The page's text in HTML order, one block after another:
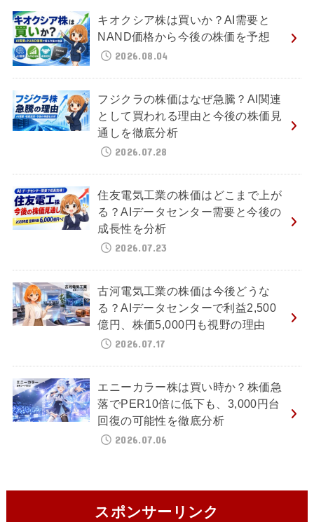
キオクシア株は買いか？AI需要と
NAND価格から今後の株価を予想
2026.08.04
フジクラの株価はなぜ急騰？AI関連
として買われる理由と今後の株価見
通しを徹底分析
2026.07.28
住友電気工業の株価はどこまで上が
る？AIデータセンター需要と今後の
成長性を分析
2026.07.23
古河電気工業の株価は今後どうな
る？AIデータセンターで利益2,500
億円、株価5,000円も視野の理由
2026.07.17
エニーカラー株は買い時か？株価急
落でPER10倍に低下も、3,000円台
回復の可能性を徹底分析
2026.07.06
スポンサーリンク